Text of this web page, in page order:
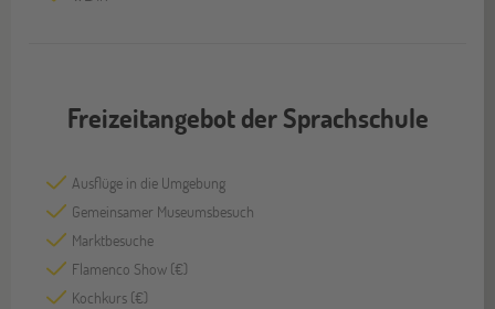
Freizeitangebot der Sprachschule
Ausflüge in die Umgebung
Gemeinsamer Museumsbesuch
Marktbesuche
Flamenco Show (€)
Kochkurs (€)